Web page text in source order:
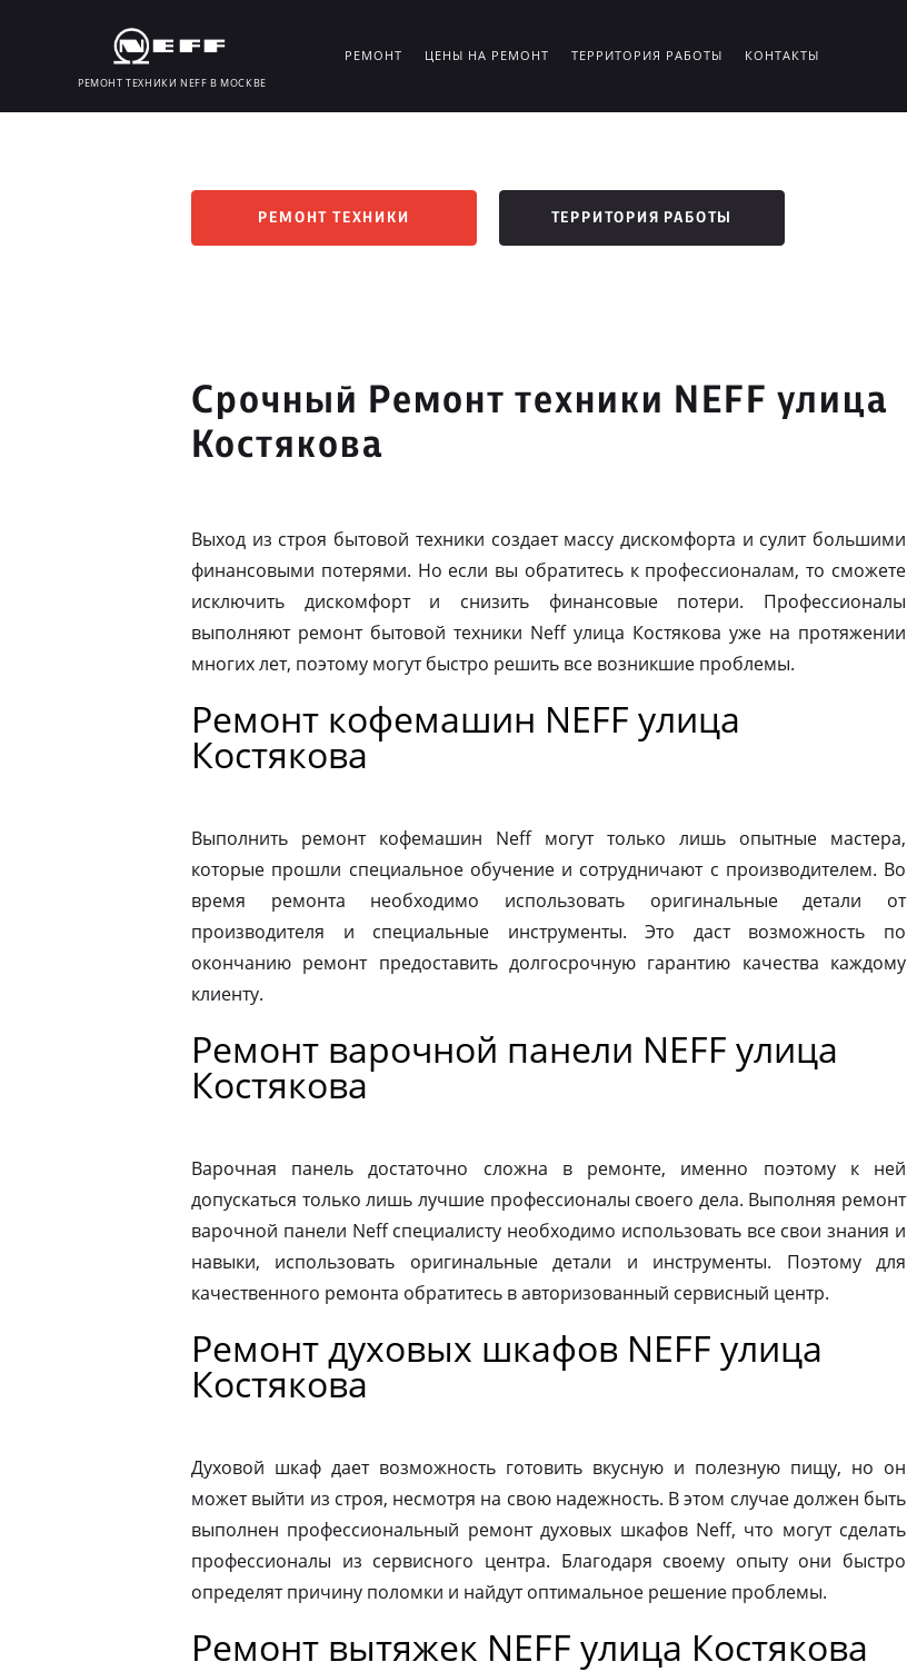
РЕМОНТ ТЕХНИКИ NEFF В МОСКВЕ
РЕМОНТ ЦЕНЫ НА РЕМОНТ ТЕРРИТОРИЯ РАБОТЫ КОНТАКТЫ
РЕМОНТ ТЕХНИКИ ТЕРРИТОРИЯ РАБОТЫ
Срочный Ремонт техники NEFF улица
Костякова
Выход из строя бытовой техники создает массу дискомфорта и сулит большими
финансовыми потерями. Но если вы обратитесь к профессионалам, то сможете
исключить дискомфорт и снизить финансовые потери. Профессионалы
выполняют ремонт бытовой техники Neff улица Костякова уже на протяжении
многих лет, поэтому могут быстро решить все возникшие проблемы.
Ремонт кофемашин NEFF улица
Костякова
Выполнить ремонт кофемашин Neff могут только лишь опытные мастера,
которые прошли специальное обучение и сотрудничают с производителем. Во
время ремонта необходимо использовать оригинальные детали от
производителя и специальные инструменты. Это даст возможность по
окончанию ремонт предоставить долгосрочную гарантию качества каждому
клиенту.
Ремонт варочной панели NEFF улица
Костякова
Варочная панель достаточно сложна в ремонте, именно поэтому к ней
допускаться только лишь лучшие профессионалы своего дела. Выполняя ремонт
варочной панели Neff специалисту необходимо использовать все свои знания и
навыки, использовать оригинальные детали и инструменты. Поэтому для
качественного ремонта обратитесь в авторизованный сервисный центр.
Ремонт духовых шкафов NEFF улица
Костякова
Духовой шкаф дает возможность готовить вкусную и полезную пищу, но он
может выйти из строя, несмотря на свою надежность. В этом случае должен быть
выполнен профессиональный ремонт духовых шкафов Neff, что могут сделать
профессионалы из сервисного центра. Благодаря своему опыту они быстро
определят причину поломки и найдут оптимальное решение проблемы.
Ремонт вытяжек NEFF улица Костякова